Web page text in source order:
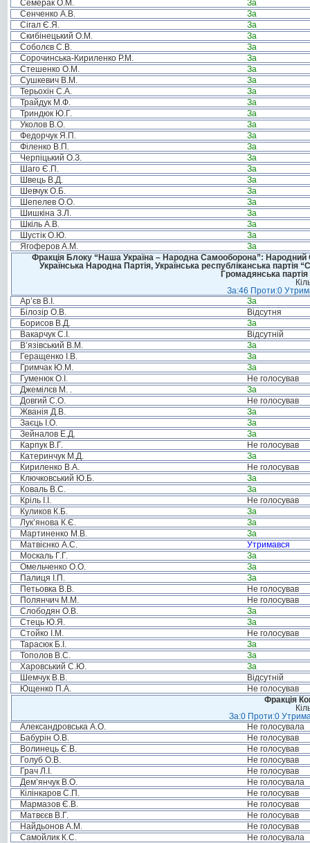
Семерак О.М.
За
Сенченко А.В.
За
Сігал Є.Я.
За
Скибінецький О.М.
За
Соболєв С.В.
За
Сорочинська-Кириленко Р.М.
За
Стешенко О.М.
За
Сушкевич В.М.
За
Терьохін С.А.
За
Трайдук М.Ф.
За
Триндюк Ю.Г.
За
Уколов В.О.
За
Федорчук Я.П.
За
Філенко В.П.
За
Черпіцький О.З.
За
Шаго Є.П.
За
Швець В.Д.
За
Шевчук О.Б.
За
Шепелев О.О.
За
Шишкіна З.Л.
За
Шкіль А.В.
За
Шустік О.Ю.
За
Ягоферов А.М.
За
Фракція Блоку “Наша Україна – Народна Самооборона”: Народний
Українська Народна Партія, Українська республіканська
Громадянська
За:46 Проти:0
Ар’єв В.І.
За
Білозір О.В.
Відсутня
Борисов В.Д.
За
Вакарчук С.І.
Відсутній
В’язівський В.М.
За
Геращенко І.В.
За
Гримчак Ю.М.
За
Гуменюк О.І.
Не голосував
Джемілєв М. .
За
Довгий С.О.
Не голосував
Жванія Д.В.
За
Заєць І.О.
За
Зейналов Е.Д.
За
Карпук В.Г.
Не голосував
Катеринчук М.Д.
За
Кириленко В.А.
Не голосував
Ключковський Ю.Б.
За
Коваль В.С.
За
Кріль І.І.
Не голосував
Куликов К.Б.
За
Лук’янова К.Є.
За
Мартиненко М.В.
За
Матвієнко А.С.
Утримався
Москаль Г.Г.
За
Омельченко О.О.
За
Палиця І.П.
За
Петьовка В.В.
Не голосував
Полянчич М.М.
Не голосував
Слободян О.В.
За
Стець Ю.Я.
За
Стойко І.М.
Не голосував
Тарасюк Б.І.
За
Тополов В.С.
За
Харовський С.Ю.
За
Шемчук В.В.
Відсутній
Ющенко П.А.
Не голосував
Фракція
За:0 Проти:0
Александровська А.О.
Не голосувала
Бабурін О.В.
Не голосував
Волинець Є.В.
Не голосував
Голуб О.В.
Не голосував
Грач Л.І.
Не голосував
Дем’янчук В.О.
Не голосувала
Кілінкаров С.П.
Не голосував
Мармазов Є.В.
Не голосував
Матвєєв В.Г.
Не голосував
Найдьонов А.М.
Не голосував
Самойлик К.С.
Не голосувала